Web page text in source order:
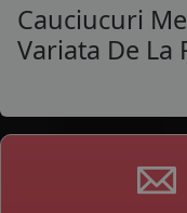
Cauciucuri
Variata De La